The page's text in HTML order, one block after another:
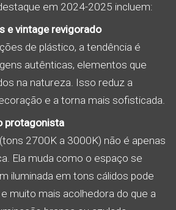
em 2024-2025 incluem:
e vintage revigorado
de plástico, a tendência é
autênticas, elementos que
na natureza. Isso reduz a
e a torna mais sofisticada.
protagonista
2700K a 3000K) não é apenas
Ela muda como o espaço se
iluminada em tons cálidos pode
muito mais acolhedora do que a